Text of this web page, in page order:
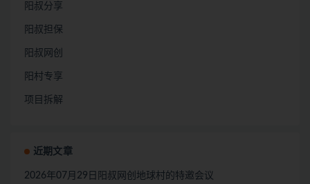
阳叔分享
阳叔担保
阳叔网创
阳村专享
项目拆解
近期文章
2026年07月29日阳叔网创地球村的特邀会议